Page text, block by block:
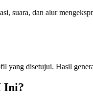
suara, dan alur
yang disetujui. Hasil
Ini?